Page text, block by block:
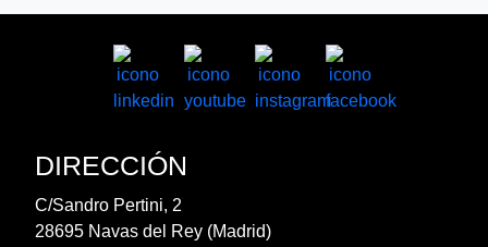
DIRECCIÓN
C/Sandro Pertini, 2
28695 Navas del Rey (Madrid)